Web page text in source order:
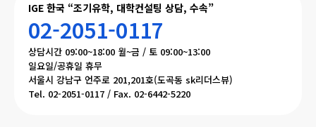
IGE 한국 “조기유학, 대학컨설팅 상담, 수속”
02-2051-0117
상담시간 09:00~18:00 월~금 / 토 09:00~13:00
일요일/공휴일 휴무
서울시 강남구 언주로 201,201호(도곡동 sk리더스뷰)
Tel. 02-2051-0117 / Fax. 02-6442-5220